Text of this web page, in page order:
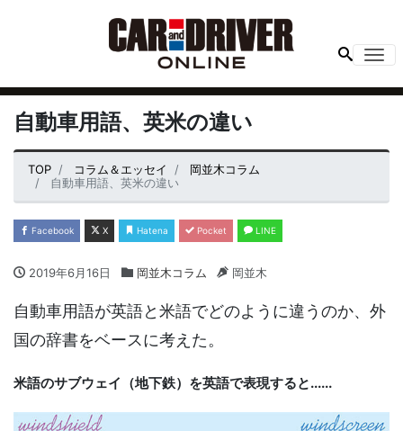
自動車用語、英米の違い
TOP コラム＆エッセイ
岡並木コラム
自動車用語、英米の違い
Facebook X Hatena Pocket LINE
2019年6月16日 岡並木コラム 岡並木
自動車用語が英語と米語でどのように違うのか、外
国の辞書をベースに考えた。
米語のサブウェイ（地下鉄）を英語で表現すると......